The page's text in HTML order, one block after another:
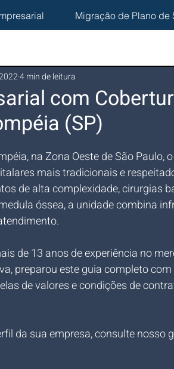
Migração de Plano de
com
(SP)
4 min de leitura
na Zona Oeste de São Paulo, o
mais tradicionais e
de alta complexidade, cirurgias
óssea, a unidade combina
de 13 anos de experiência no
preparou este guia completo com
de valores e condições de
da sua empresa, consulte nosso